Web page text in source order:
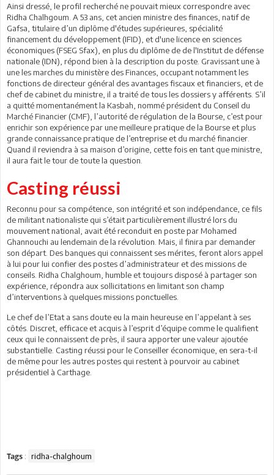
Ainsi dressé, le profil recherché ne pouvait mieux correspondre avec
Ridha Chalhgoum. A 53 ans, cet ancien ministre des finances, natif de
Gafsa, titulaire d’un diplôme d'études supérieures, spécialité
financement du développement (IFID), et d'une licence en sciences
économiques (FSEG Sfax), en plus du diplôme de de l'Institut de défense
nationale (IDN), répond bien à la description du poste. Gravissant une à
une les marches du ministère des Finances, occupant notamment les
fonctions de directeur général des avantages fiscaux et financiers, et de
chef de cabinet du ministre, il a traité de tous les dossiers y afférents. S’il
a quitté momentanément la Kasbah, nommé président du Conseil du
Marché Financier (CMF), l’autorité de régulation de la Bourse, c’est pour
enrichir son expérience par une meilleure pratique de la Bourse et plus
grande connaissance pratique de l’entreprise et du marché financier.
Quand il reviendra à sa maison d’origine, cette fois en tant que ministre,
il aura fait le tour de toute la question.
Casting réussi
Reconnu pour sa compétence, son intégrité et son indépendance, ce fils
de militant nationaliste qui s’était particulièrement illustré lors du
mouvement national, avait été reconduit en poste par Mohamed
Ghannouchi au lendemain de la révolution. Mais, il finira par demander
son départ. Des banques qui connaissent ses mérites, feront alors appel
à lui pour lui confier des postes d’administrateur et des missions de
conseils. Ridha Chalghoum, humble et toujours disposé à partager son
expérience, répondra aux sollicitations en limitant son champ
d’interventions à quelques missions ponctuelles.
Le chef de l’Etat a sans doute eu la main heureuse en l’appelant à ses
côtés. Discret, efficace et acquis à l’esprit d’équipe comme le qualifient
ceux qui le connaissent de près, il saura apporter une valeur ajoutée
substantielle. Casting réussi pour le Conseiller économique, en sera-t-il
de même pour les autres postes qui restent à pourvoir au cabinet
présidentiel à Carthage.
Tags : ridha-chalghoum